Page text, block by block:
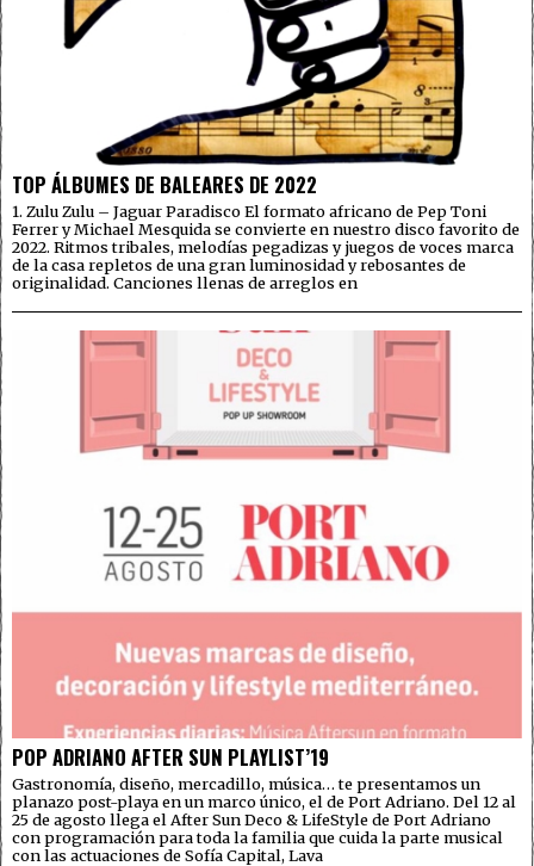
TOP ÁLBUMES DE BALEARES DE 2022
1. Zulu Zulu – Jaguar Paradisco El formato africano de Pep Toni
Ferrer y Michael Mesquida se convierte en nuestro disco favorito de
2022. Ritmos tribales, melodías pegadizas y juegos de voces marca
de la casa repletos de una gran luminosidad y rebosantes de
originalidad. Canciones llenas de arreglos en
POP ADRIANO AFTER SUN PLAYLIST’19
Gastronomía, diseño, mercadillo, música… te presentamos un
planazo post-playa en un marco único, el de Port Adriano. Del 12 al
25 de agosto llega el After Sun Deco & LifeStyle de Port Adriano
con programación para toda la familia que cuida la parte musical
con las actuaciones de Sofía Capital, Lava